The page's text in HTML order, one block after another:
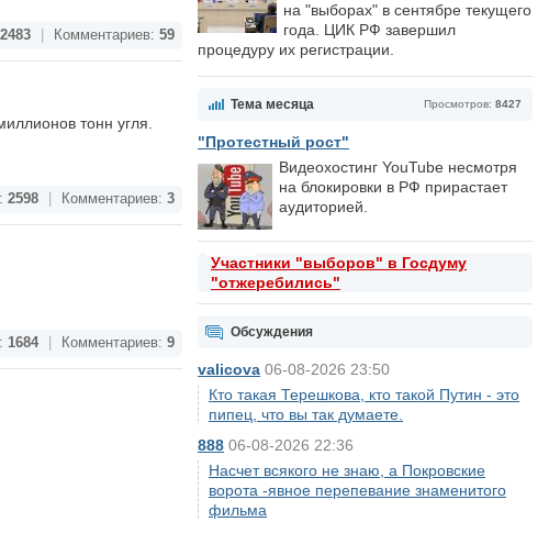
на "выборах" в сентябре текущего
года. ЦИК РФ завершил
процедуру их регистрации.
Просмотров: 8427
Тема месяца
"Протестный рост"
Видеохостинг YouTube несмотря
на блокировки в РФ прирастает
аудиторией.
Участники "выборов" в Госдуму
"отжеребились"
Обсуждения
valicova 06-08-2026 23:50
Кто такая Терешкова, кто такой Путин - это
пипец, что вы так думаете.
888 06-08-2026 22:36
Насчет всякого не знаю, а Покровские
ворота -явное перепевание знаменитого
фильма
2483 Комментариев: 59
тонн угля.
2598 Комментариев: 3
1684 Комментариев: 9